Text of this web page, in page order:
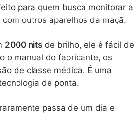
para quem busca monitorar a
outros aparelhos da maçã.
2000 nits de brilho, ele é fácil de
o manual do fabricante, os
de classe médica. É uma
de ponta.
passa de um dia e